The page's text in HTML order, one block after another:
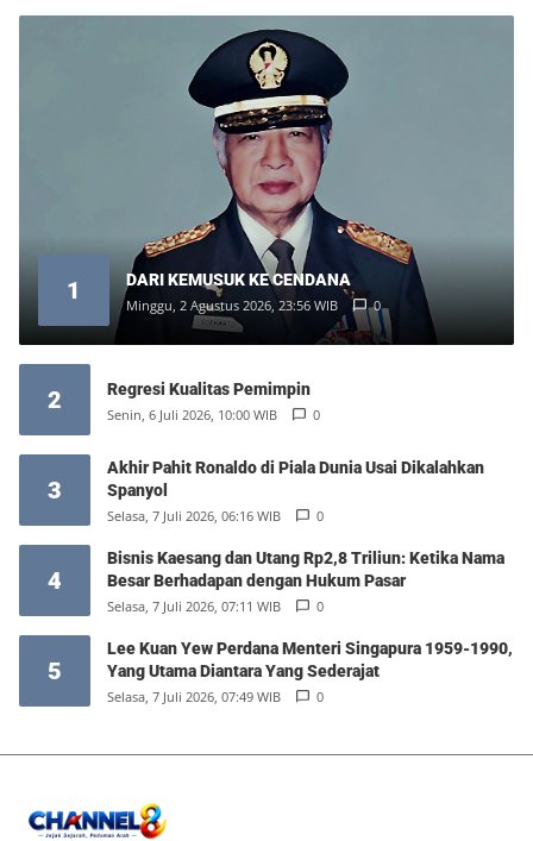
1 DARI KEMUSUK KE CENDANA
Minggu, 2 Agustus 2026, 23:56 WIB 0
2 Regresi Kualitas Pemimpin
Senin, 6 Juli 2026, 10:00 WIB 0
3
Akhir Pahit Ronaldo di Piala Dunia Usai Dikalahkan
Spanyol
Selasa, 7 Juli 2026, 06:16 WIB 0
4
Bisnis Kaesang dan Utang Rp2,8 Triliun: Ketika Nama
Besar Berhadapan dengan Hukum Pasar
Selasa, 7 Juli 2026, 07:11 WIB 0
5
Lee Kuan Yew Perdana Menteri Singapura 1959-1990,
Yang Utama Diantara Yang Sederajat
Selasa, 7 Juli 2026, 07:49 WIB 0